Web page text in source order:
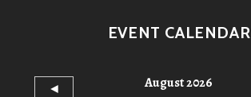
EVENT CALENDAR
◄
August 2026